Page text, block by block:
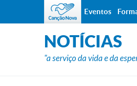
NOTÍCIAS
"a serviço da vida e da
Eventos